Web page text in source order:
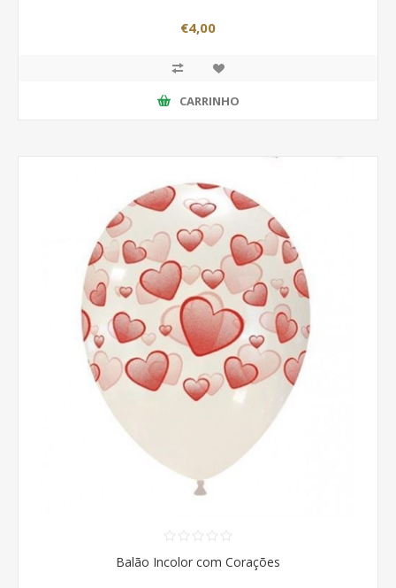
€4,00
CARRINHO
Balão Incolor com Corações